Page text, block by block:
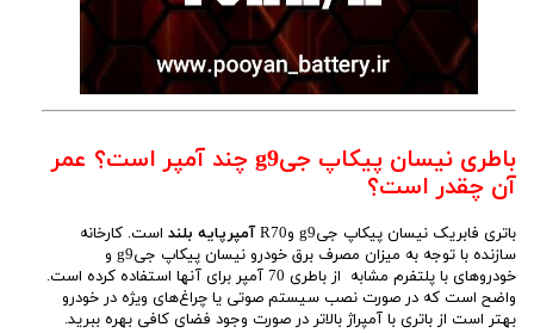
باطری نیسان پیکاپ جیg9 چند آمپر است؟ عمر
آن چقدر است؟
باتری فابریک نیسان پیکاپ جیg9 وR70 آمپرپایه بلند است. کارخانه
سازنده با توجه به میزان مصرف برق خودرو نیسان پیکاپ جیg9 و
خودروهای با پلتفرم مشابه از باطری 70 آمپر برای آنها استفاده کرده است.
واضح است که در صورت نصب سیستم صوتی یا چراغ‌های ویژه در خودرو
بهتر است از باتری با آمپراژ بالاتر در صورت وجود فضای کافی بهره ببرید.